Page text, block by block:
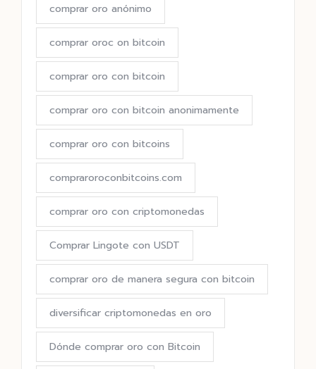
comprar oro anónimo
comprar oroc on bitcoin
comprar oro con bitcoin
comprar oro con bitcoin anonimamente
comprar oro con bitcoins
compraroroconbitcoins.com
comprar oro con criptomonedas
Comprar Lingote con USDT
comprar oro de manera segura con bitcoin
diversificar criptomonedas en oro
Dónde comprar oro con Bitcoin